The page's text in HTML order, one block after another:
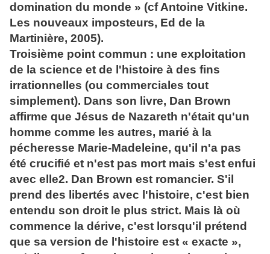
domination du monde » (cf Antoine Vitkine.
Les nouveaux imposteurs, Ed de la
Martinière, 2005).
Troisième point commun : une exploitation
de la science et de l'histoire à des fins
irrationnelles (ou commerciales tout
simplement). Dans son livre, Dan Brown
affirme que Jésus de Nazareth n'était qu'un
homme comme les autres, marié à la
pécheresse Marie-Madeleine, qu'il n'a pas
été crucifié et n'est pas mort mais s'est enfui
avec elle2. Dan Brown est romancier. S'il
prend des libertés avec l'histoire, c'est bien
entendu son droit le plus strict. Mais là où
commence la dérive, c'est lorsqu'il prétend
que sa version de l'histoire est « exacte »,